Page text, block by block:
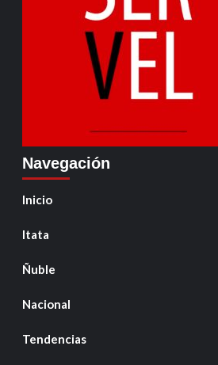
Navegación
Inicio
Itata
Ñuble
Nacional
Tendencias